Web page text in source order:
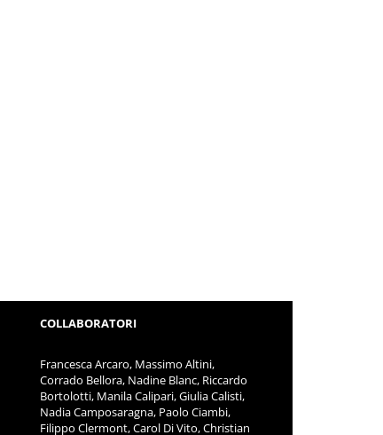
COLLABORATORI
Francesca Arcaro, Massimo Altini,
Corrado Bellora, Nadine Blanc, Riccardo
Bortolotti, Manila Calipari, Giulia Calisti,
Nadia Camposaragna, Paolo Ciambi,
Filippo Clermont, Carol Di Vito, Christian